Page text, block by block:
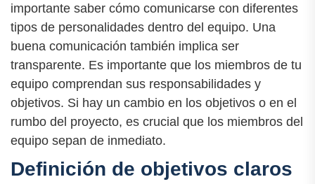
importante saber cómo comunicarse con diferentes
tipos de personalidades dentro del equipo. Una
buena comunicación también implica ser
transparente. Es importante que los miembros de tu
equipo comprendan sus responsabilidades y
objetivos. Si hay un cambio en los objetivos o en el
rumbo del proyecto, es crucial que los miembros del
equipo sepan de inmediato.
Definición de objetivos claros